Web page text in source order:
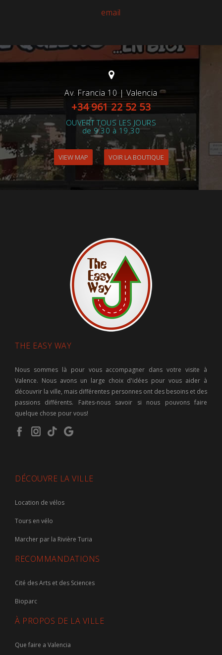
email
Av. Francia 10 | Valencia
+34 961 22 52 53
OUVERT TOUS LES JOURS
de 9.30 à 19.30
VIEW MAP VOIR LA BOUTIQUE
THE EASY WAY
Nous sommes là pour vous accompagner dans votre visite à
Valence. Nous avons un large choix d'idées pour vous aider à
découvrir la ville, mais différentes personnes ont des besoins et des
passions différents. Faites-nous savoir si nous pouvons faire
quelque chose pour vous!
DÉCOUVRE LA VILLE
Location de vélos
Tours en vélo
Marcher par la Rivière Turia
RECOMMANDATIONS
Cité des Arts et des Sciences
Bioparc
À PROPOS DE LA VILLE
Que faire a Valencia